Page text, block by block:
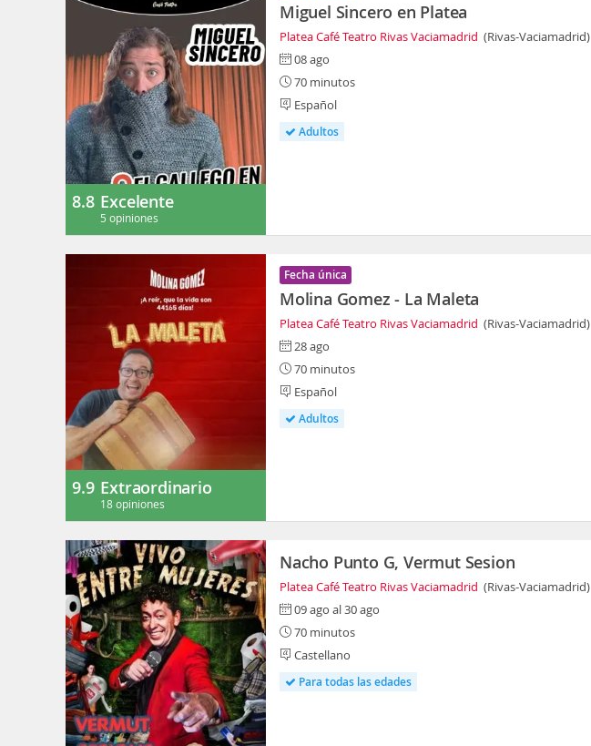
8.8 Excelente
5 opiniones
Miguel Sincero en Platea
Platea Café Teatro Rivas Vaciamadrid (Rivas-Vaciamadrid)
08 ago
70 minutos
Español
Adultos
9.9 Extraordinario
18 opiniones
Fecha única
Molina Gomez - La Maleta
Platea Café Teatro Rivas Vaciamadrid (Rivas-Vaciamadrid)
28 ago
70 minutos
Español
Adultos
Nacho Punto G, Vermut Sesion
Platea Café Teatro Rivas Vaciamadrid (Rivas-Vaciamadrid)
09 ago al 30 ago
70 minutos
Castellano
Para todas las edades